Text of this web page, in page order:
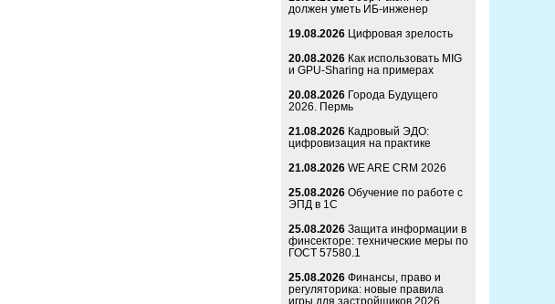
должен уметь ИБ-инженер
19.08.2026 Цифровая зрелость
20.08.2026 Как использовать MIG
и GPU-Sharing на примерах
20.08.2026 Города Будущего
2026. Пермь
21.08.2026 Кадровый ЭДО:
цифровизация на практике
21.08.2026 WE ARE CRM 2026
25.08.2026 Обучение по работе с
ЭПД в 1С
25.08.2026 Защита информации в
финсекторе: технические меры по
ГОСТ 57580.1
25.08.2026 Финансы, право и
регуляторика: новые правила